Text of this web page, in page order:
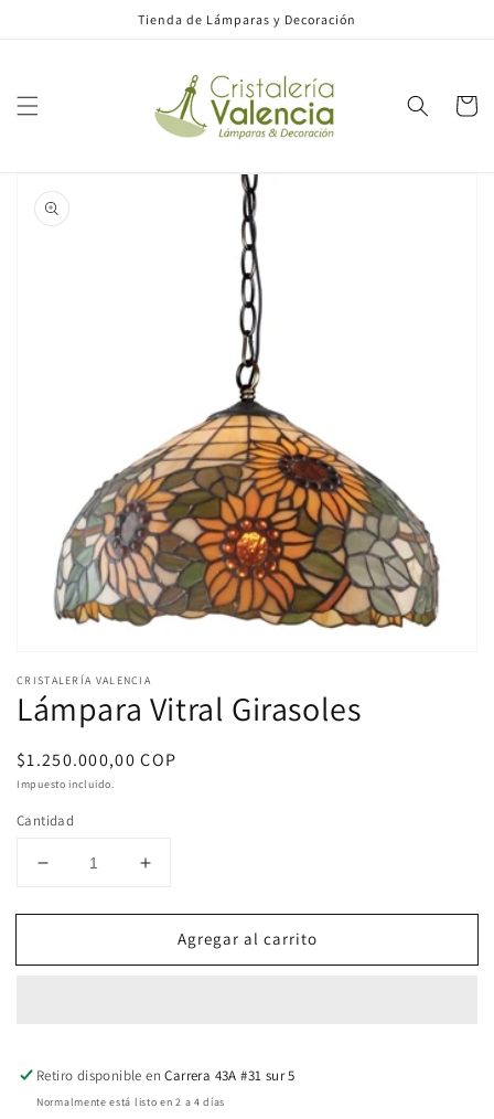
Tienda de Lámparas y Decoración
Carrito
a la
información
elemento
multimedia
en
ventana
CRISTALERÍA VALENCIA
Lámpara Vitral Girasoles
Precio
habitual
$1.250.000,00 COP
Impuesto incluido.
Cantidad
Reducir
para
Vitral
Aumentar
para
Lámpara
Vitral
Agregar al carrito
Retiro disponible enCarrera 43A #31 sur 5
Normalmente está listo en 2 a 4 días